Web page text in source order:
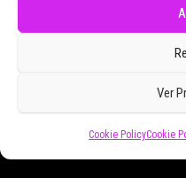
Ver
Cookie PolicyCookie
electrónicos
Funciona gracias a